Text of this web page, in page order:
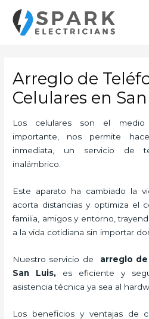
contenido
Arreglo de
Celulares en
Los celulares son el medio
importante, nos permite
inmediata, un servicio de
inalámbrico.
Este aparato ha cambiado la
acorta distancias y optimiza el
familia, amigos y entorno,
a la vida cotidiana sin importar
Nuestro servicio de arreglo
San Luis, es eficiente y
asistencia técnica ya sea al
Los beneficios y ventajas de